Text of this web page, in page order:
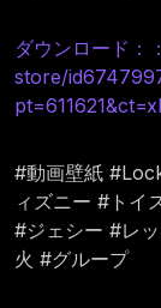
ダウンロード
store/
#動画壁紙
ィズニー #トイ
#ジェシー #レ
火 #グループ